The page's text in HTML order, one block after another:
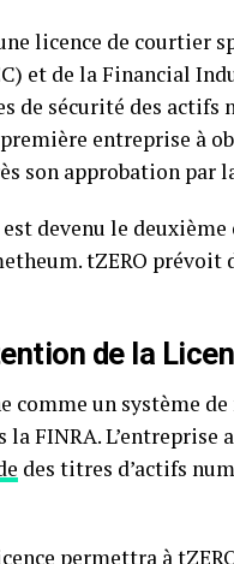
licence de courtier
et de la Financial
de sécurité des actifs
entreprise à
son approbation par
est devenu le
tZERO prévoit
de la
comme un système
la FINRA.
des titres d’actifs
permettra à